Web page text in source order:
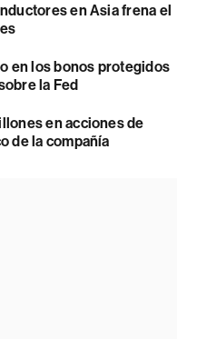
en Asia frena el
en los bonos protegidos
la Fed
en acciones de
de la compañía